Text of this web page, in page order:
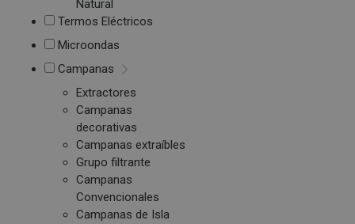
Natural
Termos Eléctricos
Microondas
Campanas
Extractores
Campanas
decorativas
Campanas extraíbles
Grupo filtrante
Campanas
Convencionales
Campanas de Isla